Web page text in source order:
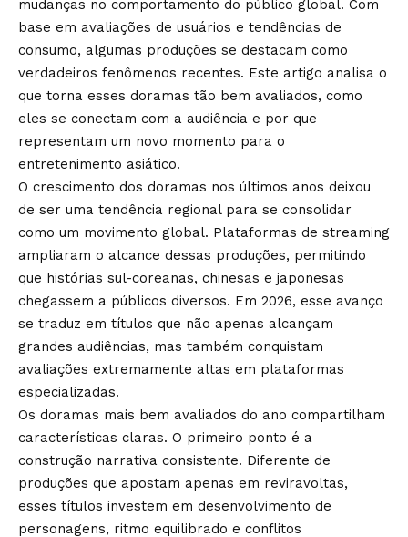
mudanças no comportamento do público global. Com
base em avaliações de usuários e tendências de
consumo, algumas produções se destacam como
verdadeiros fenômenos recentes. Este artigo analisa o
que torna esses doramas tão bem avaliados, como
eles se conectam com a audiência e por que
representam um novo momento para o
entretenimento asiático.
O crescimento dos doramas nos últimos anos deixou
de ser uma tendência regional para se consolidar
como um movimento global. Plataformas de streaming
ampliaram o alcance dessas produções, permitindo
que histórias sul-coreanas, chinesas e japonesas
chegassem a públicos diversos. Em 2026, esse avanço
se traduz em títulos que não apenas alcançam
grandes audiências, mas também conquistam
avaliações extremamente altas em plataformas
especializadas.
Os doramas mais bem avaliados do ano compartilham
características claras. O primeiro ponto é a
construção narrativa consistente. Diferente de
produções que apostam apenas em reviravoltas,
esses títulos investem em desenvolvimento de
personagens, ritmo equilibrado e conflitos